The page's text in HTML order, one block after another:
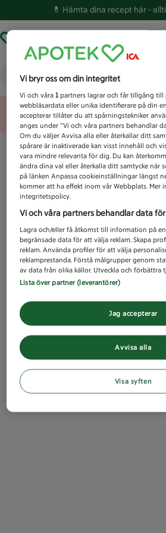
💊 Hämta dina recept här -
Vad letar du efter idag?
Unknown error
Vi bryr oss om din integritet
Vi och våra1 partners lagrar och får tillgång
webbläsardata eller unika identifierare på din
accepterar tillåter du att spårningstekniker
anges under ”Vi och våra partners behandlar
Om du väljer Avvisa alla eller återkallar ditt
spårare är inaktiverade kan visst innehåll och
vara mindre relevanta för dig. Du kan
ändra dina val eller återkalla ditt samtycke när
på länken Anpassa cookieinställningar längst
kommer att ha effekt inom vår Webbplats. Mer
integritetspolicy.
Vi och våra partners behandlar data
Lagra och/eller få åtkomst till information på
begränsade data för att välja reklam. Skapa
reklam. Använda profiler för att välja
reklamprestanda. Förstå målgrupper genom
av data från olika källor. Utveckla och förbättra
Lista över partner (leverantörer)
Avvisa alla
Jag accepterar
Visa syften